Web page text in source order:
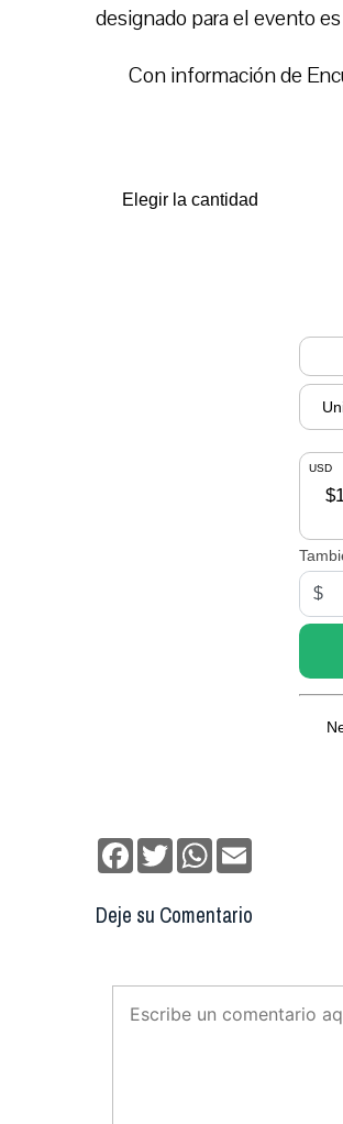
designado para el evento
Con información de
Facebook
TwitterWhatsApp
Deje su Comentario